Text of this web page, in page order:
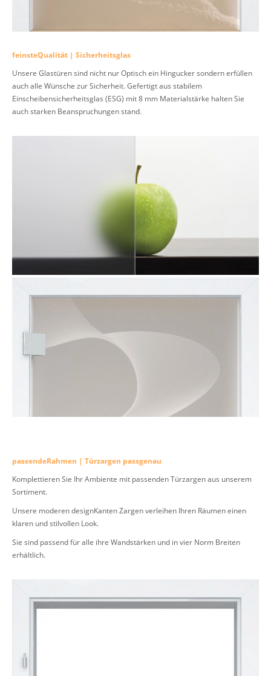
feinsteQualität | Sicherheitsglas
Unsere Glastüren sind nicht nur Optisch ein Hingucker sondern erfüllen
auch alle Wünsche zur Sicherheit. Gefertigt aus stabilem
Einscheibensicherheitsglas (ESG) mit 8 mm Materialstärke halten Sie
auch starken Beanspruchungen stand.
passendeRahmen | Türzargen passgenau
Komplettieren Sie Ihr Ambiente mit passenden Türzargen aus unserem
Sortiment.
Unsere moderen designKanten Zargen verleihen Ihren Räumen einen
klaren und stilvollen Look.
Sie sind passend für alle ihre Wandstärken und in vier Norm Breiten
erhältlich.